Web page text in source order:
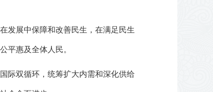
发展中保障和改善民生，在满足民生
平惠及全体人民。
际双循环，统筹扩大内需和深化供给